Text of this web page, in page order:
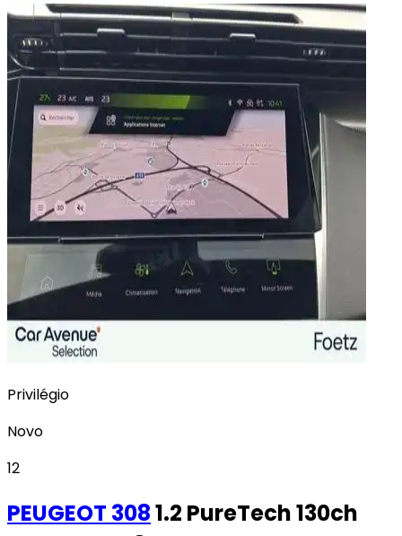
Privilégio
Novo
12
PEUGEOT 3081.2 PureTech 130ch